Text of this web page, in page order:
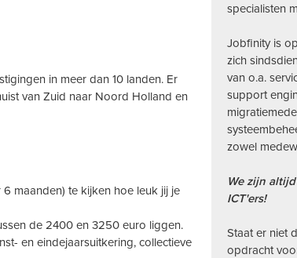
in meer dan 10 landen. Er
van Zuid naar Noord Holland en
maanden) te kijken hoe leuk jij je
de 2400 en 3250 euro liggen.
en eindejaarsuitkering, collectieve
specialisten
Jobfinity is
zich
van o.a.
support
zowel
We zijn
ICT'ers!
Staat er niet
opdracht